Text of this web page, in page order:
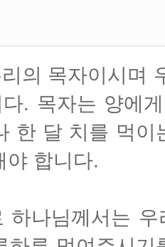
의 목자이시며
. 목자는 양에
한 달 치를 먹
야 합니다.
하나님께서는